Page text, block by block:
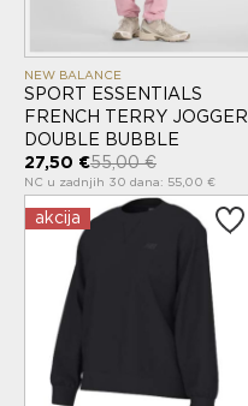
NEW BALANCE
SPORT ESSENTIALS
FRENCH TERRY JOGGER
DOUBLE BUBBLE
27,50 €55,00 €
NC u zadnjih 30 dana: 55,00 €
akcija